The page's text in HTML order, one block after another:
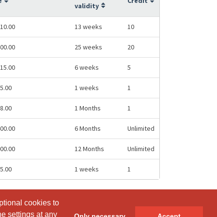
cookies to
settings at any
cookies to
settings at any
validity
13 weeks 10
25 weeks 20
6 weeks 5
1 weeks 1
1 Months 1
6 Months Unlimited
12 Months Unlimited
1 weeks 1